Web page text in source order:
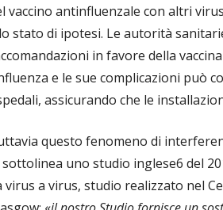
vaccino antinfluenzale con altri
stato di ipotesi. Le autorità
in favore della
e le sue complicazioni può
assicurando che le
questo fenomeno di
sottolinea uno studio inglese6 del
virus a virus, studio realizzato nel